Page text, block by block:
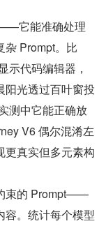
它能准确处理
杂 Prompt。比
示代码编辑器，
阳光透过百叶窗投
测中它能正确放
V6 偶尔混淆左
更真实但多元素构
束的 Prompt——
容。统计每个模型